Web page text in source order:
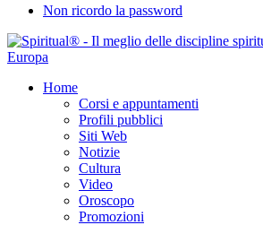
Non ricordo la password
Home
Corsi e appuntamenti
Profili pubblici
Siti Web
Notizie
Cultura
Video
Oroscopo
Promozioni